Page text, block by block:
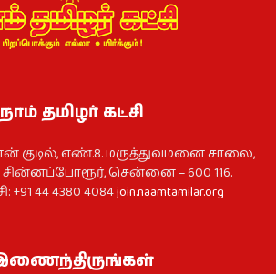
நாம் தமிழர் கட்சி
குடில், எண்.8. மருத்துவமனை சாலை,
சின்னப்போரூர், சென்னை – 600 116.
44 4380 4084join.naamtamilar.org